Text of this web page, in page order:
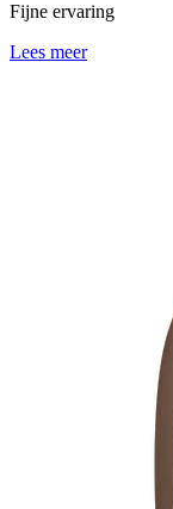
Fijne ervaring
Lees meer